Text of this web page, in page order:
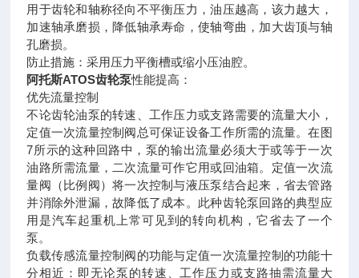
用于齿轮和轴称径向不平衡压力，油压越高，该力越大，
加速轴承磨损，降低轴承寿命，使轴弯曲，加大齿顶与轴
孔磨损。
防止措施：采用压力平衡槽或缩小压油腔。
阿托斯ATOS齿轮泵性能提高：
优先流量控制
不论齿轮油泵的转速、工作压力或支路需要的流量大小，
定值一次流量控制阀总可保证设备工作所需的流量。在图
7所示的这种回路中，泵的输出流量必须大于或等于一次
油路所需流量，二次流量可作它用或回油箱。定值一次流
量阀（比例阀）将一次控制与液压泵结合起来，省去管路
并消除外泄漏，故降低了成本。此种齿轮泵回路的典型应
用是汽车起重机上常可见到的转向机构，它省去了一个
泵。
负载传感流量控制阀的功能与定值一次流量控制的功能十
分相近：即无论泵的转速、工作压力或支路抽需流量大